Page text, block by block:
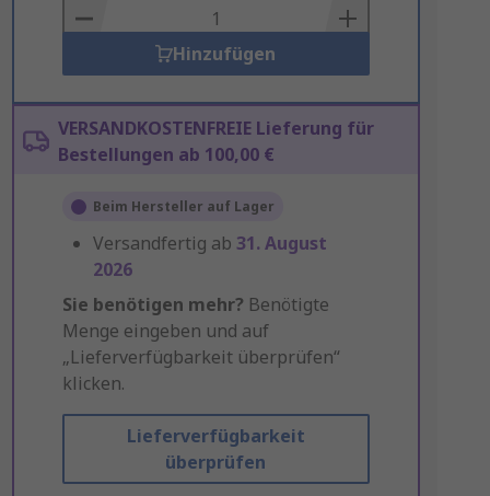
Basket
Hinzufügen
VERSANDKOSTENFREIE Lieferung für
Bestellungen ab 100,00 €
Beim Hersteller auf Lager
Versandfertig ab 31. August
2026
Sie benötigen mehr? Benötigte
Menge eingeben und auf
„Lieferverfügbarkeit überprüfen“
klicken.
Lieferverfügbarkeit
überprüfen